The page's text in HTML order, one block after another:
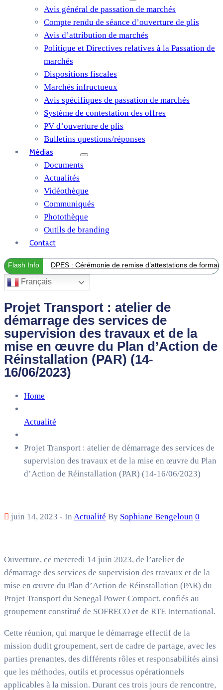
Avis général de passation de marchés
Compte rendu de séance d’ouverture de plis
Avis d’attribution de marchés
Politique et Directives relatives à la Passation de
marchés
Dispositions fiscales
Marchés infructueux
Avis spécifiques de passation de marchés
Système de contestation des offres
PV d’ouverture de plis
Bulletins questions/réponses
Médias
Documents
Actualités
Vidéothèque
Communiqués
Photothèque
Outils de branding
Contact
Flash Info DPES : Cérémonie de remise d’attestations de
Français
Projet Transport : atelier de
démarrage des services de
supervision des travaux et de la
mise en œuvre du Plan d’Action de
Réinstallation (PAR) (14-
16/06/2023)
Home
Actualité
Projet Transport : atelier de démarrage des services de
supervision des travaux et de la mise en œuvre du Plan
d’Action de Réinstallation (PAR) (14-16/06/2023)
juin 14, 2023 - In Actualité By Sophiane Bengeloun 0
Ouverture, ce mercredi 14 juin 2023, de l’atelier de
démarrage des services de supervision des travaux et de la
mise en œuvre du Plan d’Action de Réinstallation (PAR) du
Projet Transport du Senegal Power Compact, confiés au
groupement constitué de SOFRECO et de RTE International.
Cette réunion, qui marque le démarrage effectif de la
mission dudit groupement, sert de cadre de partage, avec les
parties prenantes, des différents rôles et responsabilités ainsi
que les méthodes, outils et processus opérationnels
applicables à la mission. Durant ces trois jours de rencontre,